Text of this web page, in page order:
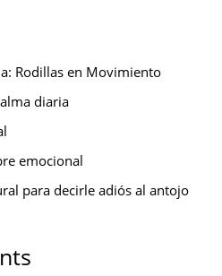
Rodillas en Movimiento
diaria
emocional
para decirle adiós al antojo